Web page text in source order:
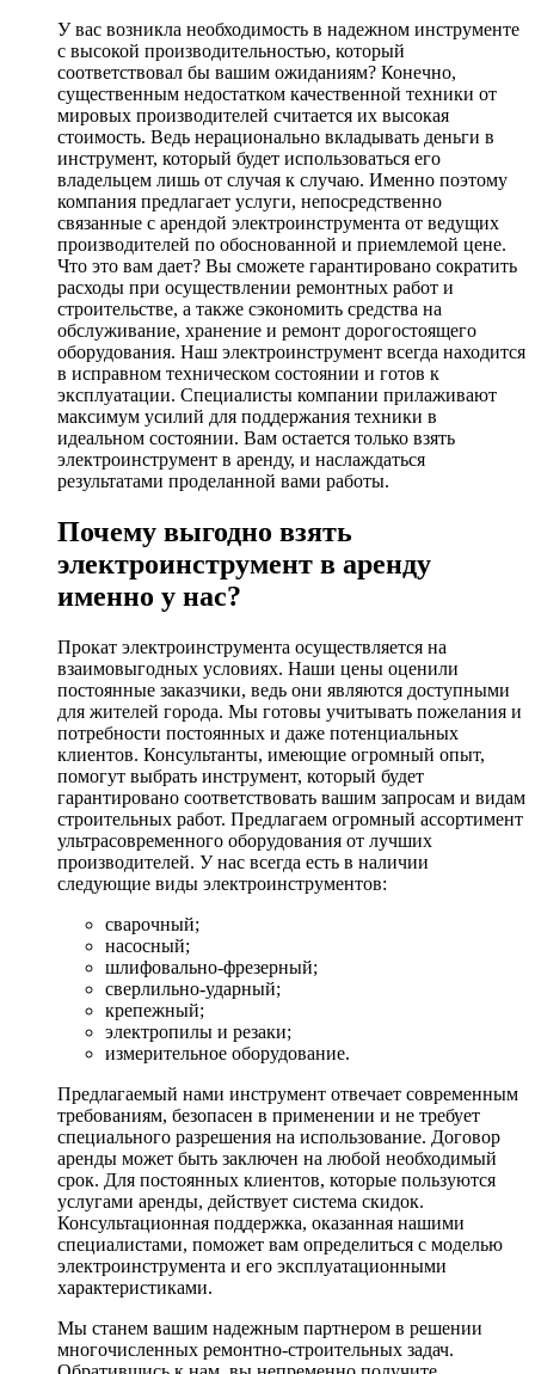
У вас возникла необходимость в надежном инструменте
с высокой производительностью, который
соответствовал бы вашим ожиданиям? Конечно,
существенным недостатком качественной техники от
мировых производителей считается их высокая
стоимость. Ведь нерационально вкладывать деньги в
инструмент, который будет использоваться его
владельцем лишь от случая к случаю. Именно поэтому
компания предлагает услуги, непосредственно
связанные с арендой электроинструмента от ведущих
производителей по обоснованной и приемлемой цене.
Что это вам дает? Вы сможете гарантировано сократить
расходы при осуществлении ремонтных работ и
строительстве, а также сэкономить средства на
обслуживание, хранение и ремонт дорогостоящего
оборудования. Наш электроинструмент всегда находится
в исправном техническом состоянии и готов к
эксплуатации. Специалисты компании прилаживают
максимум усилий для поддержания техники в
идеальном состоянии. Вам остается только взять
электроинструмент в аренду, и наслаждаться
результатами проделанной вами работы.
Почему выгодно взять
электроинструмент в аренду
именно у нас?
Прокат электроинструмента осуществляется на
взаимовыгодных условиях. Наши цены оценили
постоянные заказчики, ведь они являются доступными
для жителей города. Мы готовы учитывать пожелания и
потребности постоянных и даже потенциальных
клиентов. Консультанты, имеющие огромный опыт,
помогут выбрать инструмент, который будет
гарантировано соответствовать вашим запросам и видам
строительных работ. Предлагаем огромный ассортимент
ультрасовременного оборудования от лучших
производителей. У нас всегда есть в наличии
следующие виды электроинструментов:
сварочный;
насосный;
шлифовально-фрезерный;
сверлильно-ударный;
крепежный;
электропилы и резаки;
измерительное оборудование.
Предлагаемый нами инструмент отвечает современным
требованиям, безопасен в применении и не требует
специального разрешения на использование. Договор
аренды может быть заключен на любой необходимый
срок. Для постоянных клиентов, которые пользуются
услугами аренды, действует система скидок.
Консультационная поддержка, оказанная нашими
специалистами, поможет вам определиться с моделью
электроинструмента и его эксплуатационными
характеристиками.
Мы станем вашим надежным партнером в решении
многочисленных ремонтно-строительных задач.